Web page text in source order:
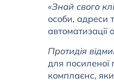
«Знай свого
особи, адреси
автоматизації
Протидія
для посиленої
комплаєнс,